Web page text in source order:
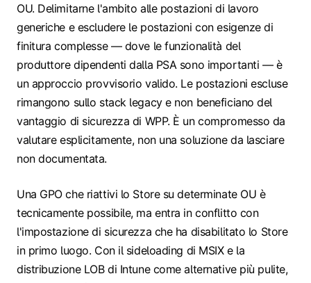
OU. Delimitarne l'ambito alle postazioni di lavoro
generiche e escludere le postazioni con esigenze di
finitura complesse — dove le funzionalità del
produttore dipendenti dalla PSA sono importanti — è
un approccio provvisorio valido. Le postazioni escluse
rimangono sullo stack legacy e non beneficiano del
vantaggio di sicurezza di WPP. È un compromesso da
valutare esplicitamente, non una soluzione da lasciare
non documentata.
Una GPO che riattivi lo Store su determinate OU è
tecnicamente possibile, ma entra in conflitto con
l'impostazione di sicurezza che ha disabilitato lo Store
in primo luogo. Con il sideloading di MSIX e la
distribuzione LOB di Intune come alternative più pulite,